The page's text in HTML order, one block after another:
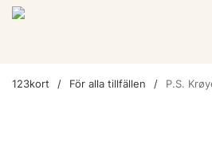
123kort För alla tillfällen P.S.